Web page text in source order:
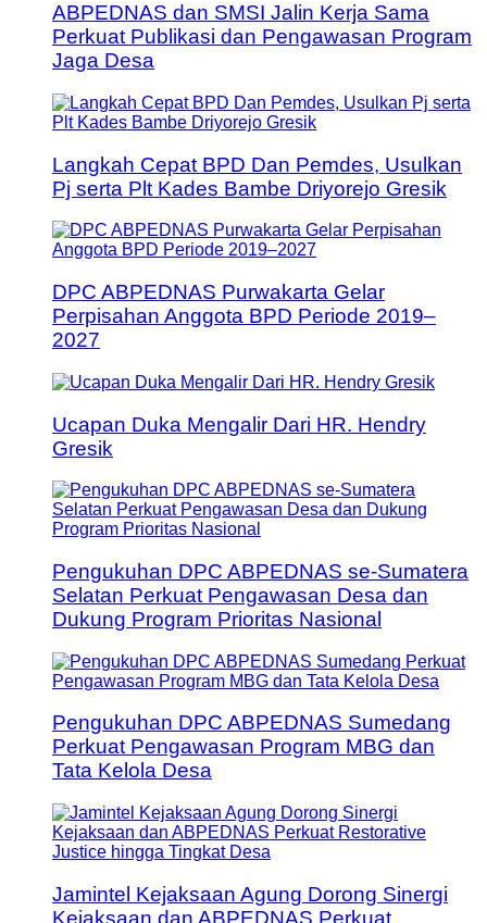
ABPEDNAS dan SMSI Jalin Kerja Sama
Perkuat Publikasi dan Pengawasan Program
Jaga Desa
Langkah Cepat BPD Dan Pemdes, Usulkan
Pj serta Plt Kades Bambe Driyorejo Gresik
DPC ABPEDNAS Purwakarta Gelar
Perpisahan Anggota BPD Periode 2019–
2027
Ucapan Duka Mengalir Dari HR. Hendry
Gresik
Pengukuhan DPC ABPEDNAS se-Sumatera
Selatan Perkuat Pengawasan Desa dan
Dukung Program Prioritas Nasional
Pengukuhan DPC ABPEDNAS Sumedang
Perkuat Pengawasan Program MBG dan
Tata Kelola Desa
Jamintel Kejaksaan Agung Dorong Sinergi
Kejaksaan dan ABPEDNAS Perkuat